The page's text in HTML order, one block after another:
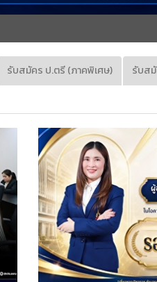
รับสมัคร ป.ตรี (ภาคพิเศษ)
รับส